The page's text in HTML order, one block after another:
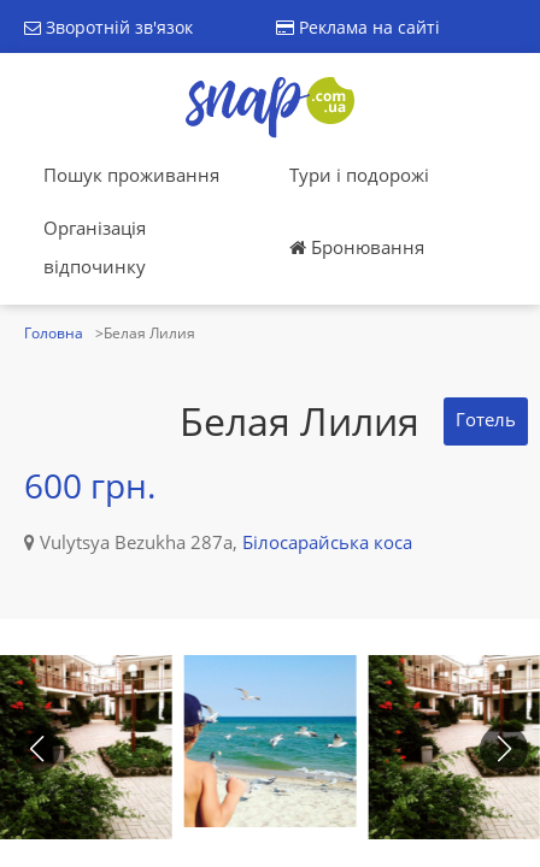
Зворотній зв'язок Реклама на сайті
Пошук проживання Тури і подорожі
Організація
відпочинку
Бронювання
Головна Белая Лилия
Белая Лилия Готель
600 грн.
Vulytsya Bezukha 287а, Білосарайська коса